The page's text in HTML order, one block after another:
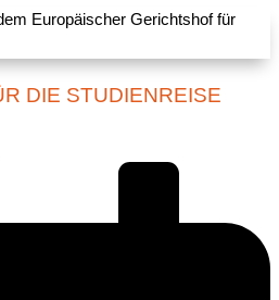
DIE STUDIENREISE